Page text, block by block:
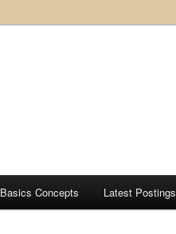
Basics Concepts Latest Postings